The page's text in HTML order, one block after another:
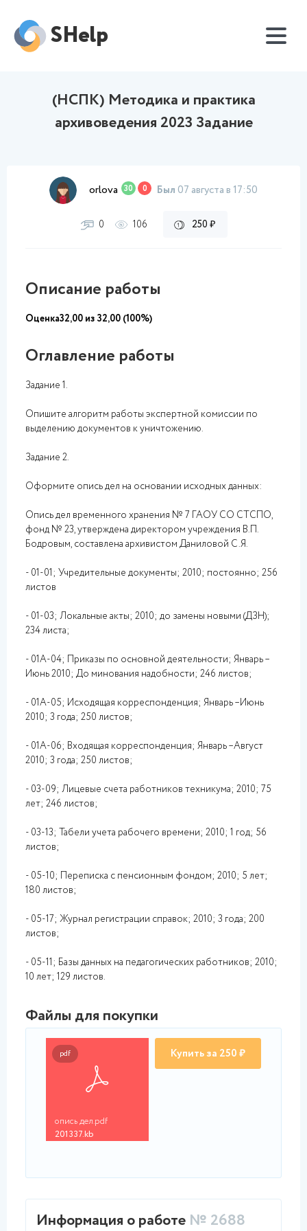
SHelp
(НСПК) Методика и практика
архивоведения 2023 Задание
orlova 30 0 Был 07 августа в 17:50
0 106 250 ₽
Описание работы
Оценка32,00 из 32,00 (100%)
Оглавление работы
Задание 1.
Опишите алгоритм работы экспертной комиссии по
выделению документов к уничтожению.
Задание 2.
Оформите опись дел на основании исходных данных:
Опись дел временного хранения № 7 ГАОУ СО СТСПО,
фонд № 23, утверждена директором учреждения В.П.
Бодровым, составлена архивистом Даниловой С.Я.
- 01-01; Учредительные документы; 2010; постоянно; 256
листов
- 01-03; Локальные акты; 2010; до замены новыми (ДЗН);
234 листа;
- 01А-04; Приказы по основной деятельности; Январь –
Июнь 2010; До минования надобности; 246 листов;
- 01А-05; Исходящая корреспонденция; Январь –Июнь
2010; 3 года; 250 листов;
- 01А-06; Входящая корреспонденция; Январь –Август
2010; 3 года; 250 листов;
- 03-09; Лицевые счета работников техникума; 2010; 75
лет; 246 листов;
- 03-13; Табели учета рабочего времени; 2010; 1 год; 56
листов;
- 05-10; Переписка с пенсионным фондом; 2010; 5 лет;
180 листов;
- 05-17; Журнал регистрации справок; 2010; 3 года; 200
листов;
- 05-11; Базы данных на педагогических работников; 2010;
10 лет; 129 листов.
Файлы для покупки
pdf
опись дел.pdf
201337.kb
Купить за 250 ₽
Информация о работе № 2688